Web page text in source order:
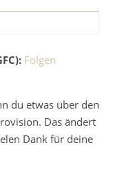
Folgen
du etwas über den
Das ändert
Dank für deine